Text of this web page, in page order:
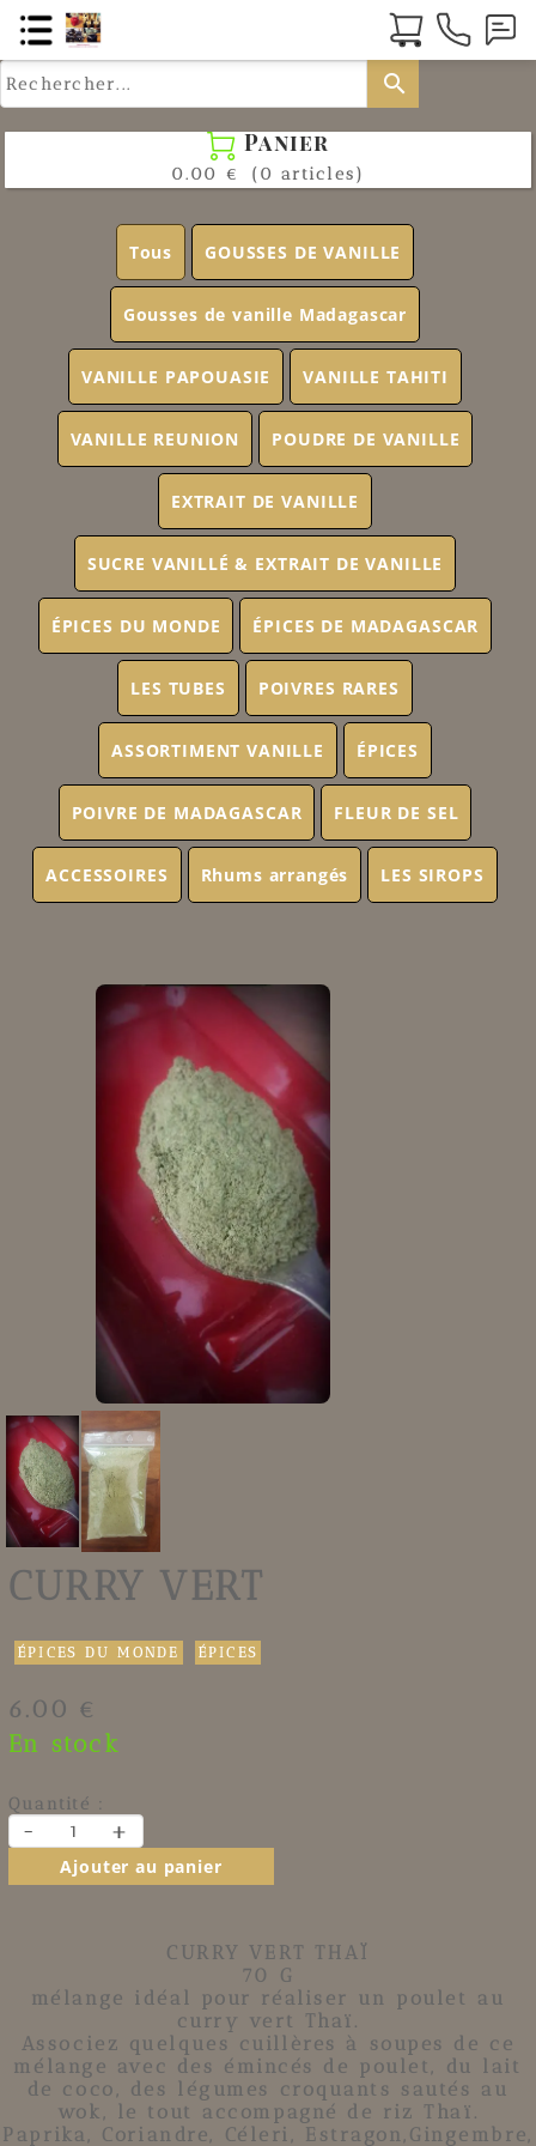
search
 Panier
0.00 € (0 articles)
Tous GOUSSES DE VANILLE
Gousses de vanille Madagascar
VANILLE PAPOUASIE VANILLE TAHITI
VANILLE REUNION POUDRE DE VANILLE
EXTRAIT DE VANILLE
SUCRE VANILLÉ & EXTRAIT DE VANILLE
ÉPICES DU MONDE ÉPICES DE MADAGASCAR
LES TUBES POIVRES RARES
ASSORTIMENT VANILLE ÉPICES
POIVRE DE MADAGASCAR FLEUR DE SEL
ACCESSOIRES Rhums arrangés LES SIROPS
CURRY VERT
ÉPICES DU MONDE ÉPICES
6.00 €
En stock
Quantité :
- +
Ajouter au panier
CURRY VERT THAÏ
70 G
mélange idéal pour réaliser un poulet au
curry vert Thaï.
Associez quelques cuillères à soupes de ce
mélange avec des émincés de poulet, du lait
de coco, des légumes croquants sautés au
wok, le tout accompagné de riz Thaï.
Paprika, Coriandre, Céleri, Estragon,Gingembre,